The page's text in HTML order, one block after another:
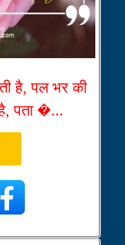
है, पल भर की
पता �...